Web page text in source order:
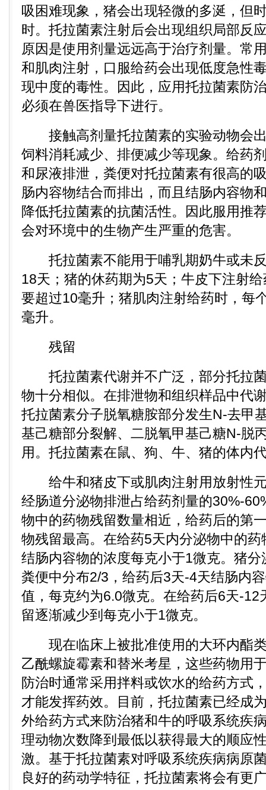
吸困难现象，猪会出现轻微的多涎，但
时。托拉菌素注射后会出现组织局部反
原因是使用剂量远远高于治疗剂量。常
和肌肉注射，口服给药会出现低度急性
现中度的毒性。因此，应用托拉菌素防
必须在兽医指导下进行。
接触高剂量托拉菌素的实验动物会出
饲料消耗减少、排便减少等现象。给药
和尿液排泄，粪便对托拉菌素有很高的
肠内容物结合而排出，而且结肠内容物
降低托拉菌素的抗菌活性。因此服用推
会对环境中的生物产生严重的危害。
托拉菌素不能用于哺乳期奶牛或未反
18天；猪的休药期为5天；牛皮下注射
要超过10毫升；猪肌肉注射给药时，每
毫升。
残留
托拉菌素代谢并不广泛，部分托拉菌
物十分相似。在排泄物和组织样品中代
托拉菌素分子脱氧糖胺部分发生N-去甲
基己糖部分裂解、二脱氧甲基己糖N-脱
用。托拉菌素在鼠、狗、牛、猪的体内
给牛和猪皮下或肌肉注射用放射性元
经肠道分泌物排泄占给药剂量的30%-
物中的药物残留数量相近，给药后的第
物残留最高。在给药5天内分泌物中的
结肠内容物的浓度每克小于1微克。猪
粪便中分布2/3，给药后3天-4天结肠内
值，每克约为6.0微克。在给药后6天-12
留逐渐减少到每克小于1微克。
现在临床上被批准使用的大环内酯类
乙酰螺旋霉素和替米考星，这些药物用
防治时通常采用拌料或饮水的给药方式
才能发挥药效。目前，托拉菌素已经成
外给药方式来防治猪和牛的呼吸系统疾
理动物次数降到最低以获得最大的顺应
激。基于托拉菌素对呼吸系统疾病病原
良好的药动学特征，托拉菌素将会有更